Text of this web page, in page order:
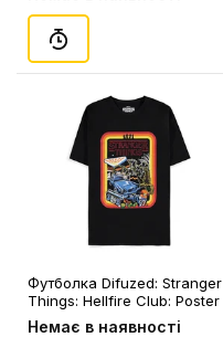
Футболка Difuzed: Stranger
Things: Hellfire Club: Poster
(M), (155068)
Немає в наявності